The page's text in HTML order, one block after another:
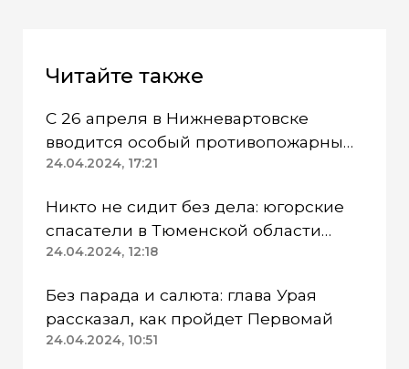
Читайте также
С 26 апреля в Нижневартовске
вводится особый противопожарный
режим
24.04.2024, 17:21
Никто не сидит без дела: югорские
спасатели в Тюменской области
работают в две смены
24.04.2024, 12:18
Без парада и салюта: глава Урая
рассказал, как пройдет Первомай
24.04.2024, 10:51